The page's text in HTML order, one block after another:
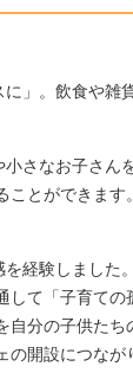
に」。飲食や雑
小さなお子さん
ことができます
経験しました
して「子育ての
分の子供たち
開設につなが